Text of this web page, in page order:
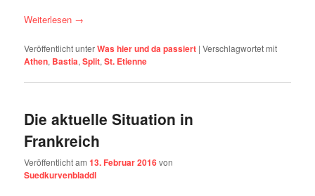
Weiterlesen →
Veröffentlicht unterWas hier und da passiert |Verschlagwortet mit
Athen, Bastia,Split,St. Etienne
Die aktuelle Situation in
Frankreich
Veröffentlicht am13. Februar 2016von
Suedkurvenbladdl